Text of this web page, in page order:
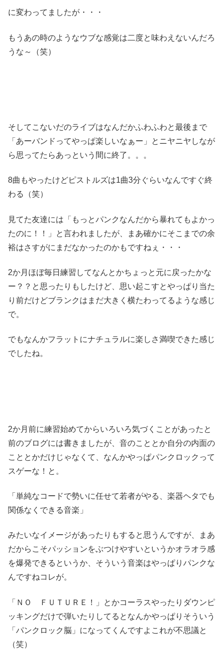
に変わってましたが・・・
もうあの時のようなウブな感覚は二度と味わえないんだろ
うな～（笑）
そしてこないだのライブはなんだかふわふわと最後まで
「あーバンドってやっぱ楽しいなぁー」とニヤニヤしなが
ら思ってたらあっという間に終了。。。
8曲もやったけどピストルズは1曲3分ぐらいなんですぐ終
わる（笑）
見てた友達には「もっとパンクなんだから暴れてもよかっ
たのに！！」と言われましたが、まあ確かにそこまでの余
裕はさすがにまだなかったのかもですねぇ・・・
2か月ほぼ毎日練習してなんとかちょっと元に戻ったかな
ー？？と思ったりもしたけど、思い起こすとやっぱり当た
り前だけどブランクはまだ大きく横たわってるような感じ
で。
でもなんかフラットにナチュラルに楽しさ満喫できた感じ
でしたね。
2か月前に練習始めてからいろいろ気づくことがあったと
前のブログには書きましたが、音のこととか自分の内面の
こととかだけじゃなくて、なんかやっぱパンクロックって
スゲーな！と。
「単純なコードで勢いに任せて若者がやる、楽器ヘタでも
関係なくできる音楽」
みたいなイメージがあったりもすると思うんですが、まあ
だからこそパッションをぶつけやすいというかオラオラ感
を爆発できるというか、そういう音楽はやっぱりパンクな
んですねコレが。
「ＮＯ ＦＵＴＵＲＥ！」とかコーラスやったりダウンピ
ッキングだけで弾いたりしてるとなんかやっぱりそういう
「パンクロック脳」になってくんですよこれが不思議と
（笑）